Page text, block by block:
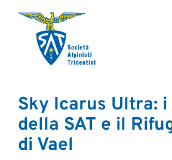
contenuto
Sky Icarus Ultra:
della SAT e il
di Vael